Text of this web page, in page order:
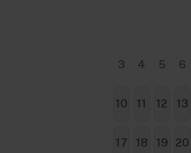
3 4 5 6
10 11 12 13
17 18 19 20